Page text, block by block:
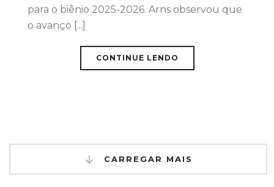
para o biênio 2025-2026. Arns observou que
o avanço [...]
CONTINUE LENDO
CARREGAR MAIS